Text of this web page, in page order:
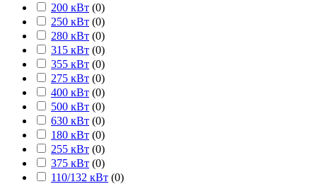
200 кВт (0)
250 кВт (0)
280 кВт (0)
315 кВт (0)
355 кВт (0)
275 кВт (0)
400 кВт (0)
500 кВт (0)
630 кВт (0)
180 кВт (0)
255 кВт (0)
375 кВт (0)
110/132 кВт (0)